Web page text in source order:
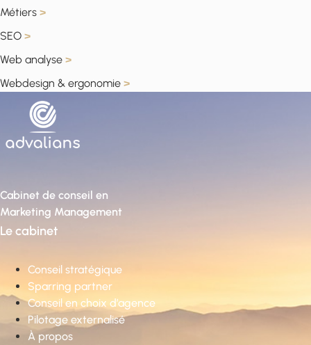
Métiers >
SEO >
Web analyse >
Webdesign & ergonomie >
Cabinet de conseil en
Marketing Management
Le cabinet
Conseil stratégique
Sparring partner
Conseil en choix d’agence
Pilotage externalisé
À propos